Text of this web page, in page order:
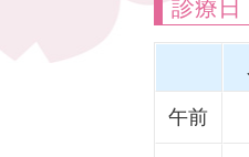
診療日
午前